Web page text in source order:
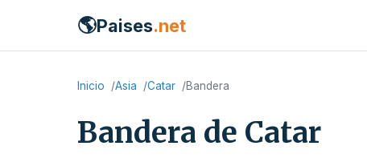
🌎Paises.net
Inicio Asia Catar Bandera
Bandera de Catar